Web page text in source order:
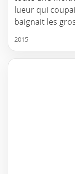
lueur qui
baignait les
2015